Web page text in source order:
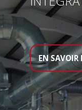
EN SAVOIR